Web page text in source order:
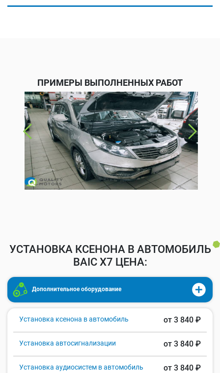
ПРИМЕРЫ ВЫПОЛНЕННЫХ РАБОТ
УСТАНОВКА КСЕНОНА В АВТОМОБИЛЬ
BAIC X7 ЦЕНА:
Дополнительное оборудование
Установка ксенона в автомобиль от 3 840 ₽
Установка автосигнализации от 3 840 ₽
Установка аудиосистем в автомобиль от 3 840 ₽